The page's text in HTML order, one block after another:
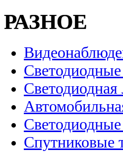
РАЗНОЕ
Светодиодная
Спутниковые